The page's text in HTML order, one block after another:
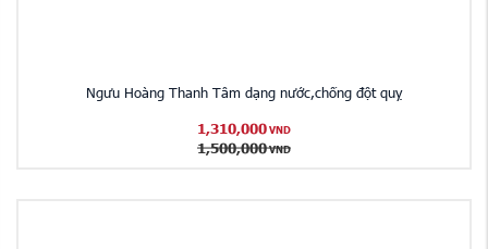
Ngưu Hoàng Thanh Tâm dạng nước,chống đột quỵ
1,310,000 VND
1,500,000 VND